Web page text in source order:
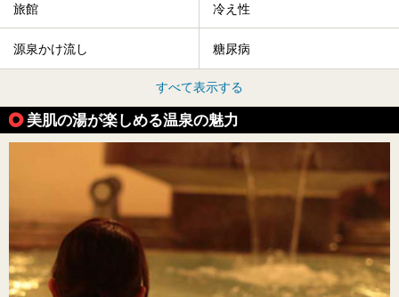
旅館 冷え性
源泉かけ流し 糖尿病
すべて表示する
美肌の湯が楽しめる温泉の魅力